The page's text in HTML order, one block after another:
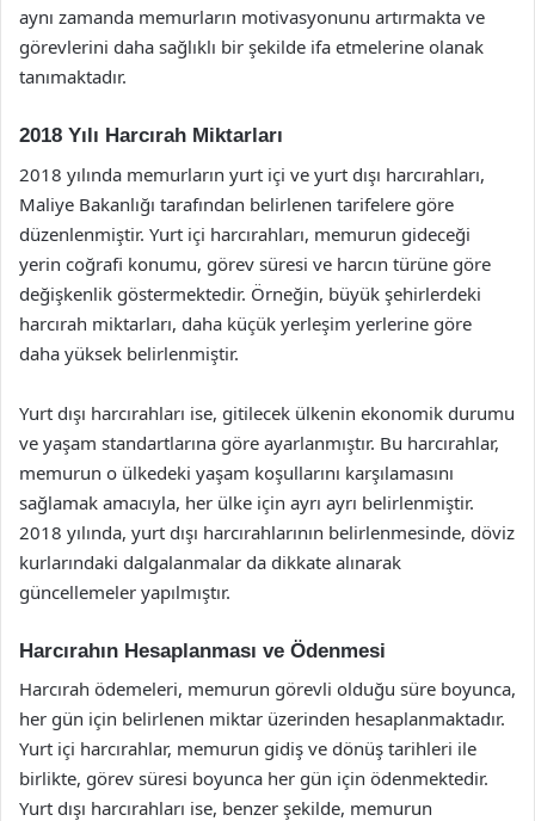
aynı zamanda memurların motivasyonunu artırmakta ve
görevlerini daha sağlıklı bir şekilde ifa etmelerine olanak
tanımaktadır.
2018 Yılı Harcırah Miktarları
2018 yılında memurların yurt içi ve yurt dışı harcırahları,
Maliye Bakanlığı tarafından belirlenen tarifelere göre
düzenlenmiştir. Yurt içi harcırahları, memurun gideceği
yerin coğrafi konumu, görev süresi ve harcın türüne göre
değişkenlik göstermektedir. Örneğin, büyük şehirlerdeki
harcırah miktarları, daha küçük yerleşim yerlerine göre
daha yüksek belirlenmiştir.
Yurt dışı harcırahları ise, gitilecek ülkenin ekonomik durumu
ve yaşam standartlarına göre ayarlanmıştır. Bu harcırahlar,
memurun o ülkedeki yaşam koşullarını karşılamasını
sağlamak amacıyla, her ülke için ayrı ayrı belirlenmiştir.
2018 yılında, yurt dışı harcırahlarının belirlenmesinde, döviz
kurlarındaki dalgalanmalar da dikkate alınarak
güncellemeler yapılmıştır.
Harcırahın Hesaplanması ve Ödenmesi
Harcırah ödemeleri, memurun görevli olduğu süre boyunca,
her gün için belirlenen miktar üzerinden hesaplanmaktadır.
Yurt içi harcırahlar, memurun gidiş ve dönüş tarihleri ile
birlikte, görev süresi boyunca her gün için ödenmektedir.
Yurt dışı harcırahları ise, benzer şekilde, memurun